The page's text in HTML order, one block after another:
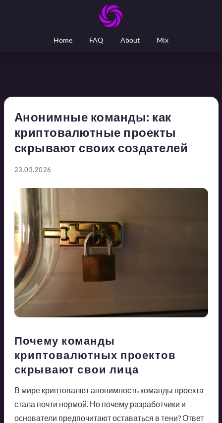
Home FAQ About Mix
Анонимные команды: как
криптовалютные проекты
скрывают своих создателей
23.03.2026
Почему команды
криптовалютных проектов
скрывают свои лица
В мире криптовалют анонимность команды проекта
стала почти нормой. Но почему разработчики и
основатели предпочитают оставаться в тени? Ответ